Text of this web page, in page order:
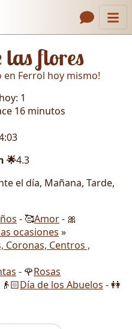
las flores
en Ferrol hoy mismo!
1
16 minutos
🌟4.3
el día, Mañana, Tarde,
- 🥰Amor- 🎀
ocasiones »
Coronas, Centros ,
- 🌹Rosas
Día de los Abuelos - 👭